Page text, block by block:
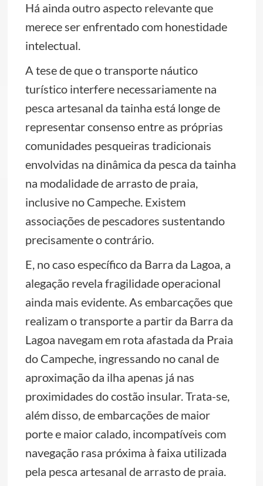
Há ainda outro aspecto relevante que
merece ser enfrentado com honestidade
intelectual.
A tese de que o transporte náutico
turístico interfere necessariamente na
pesca artesanal da tainha está longe de
representar consenso entre as próprias
comunidades pesqueiras tradicionais
envolvidas na dinâmica da pesca da tainha
na modalidade de arrasto de praia,
inclusive no Campeche. Existem
associações de pescadores sustentando
precisamente o contrário.
E, no caso específico da Barra da Lagoa, a
alegação revela fragilidade operacional
ainda mais evidente. As embarcações que
realizam o transporte a partir da Barra da
Lagoa navegam em rota afastada da Praia
do Campeche, ingressando no canal de
aproximação da ilha apenas já nas
proximidades do costão insular. Trata-se,
além disso, de embarcações de maior
porte e maior calado, incompatíveis com
navegação rasa próxima à faixa utilizada
pela pesca artesanal de arrasto de praia.